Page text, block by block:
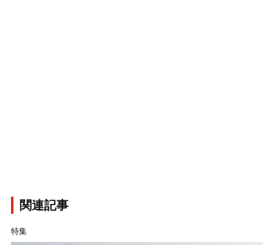
関連記事
特集